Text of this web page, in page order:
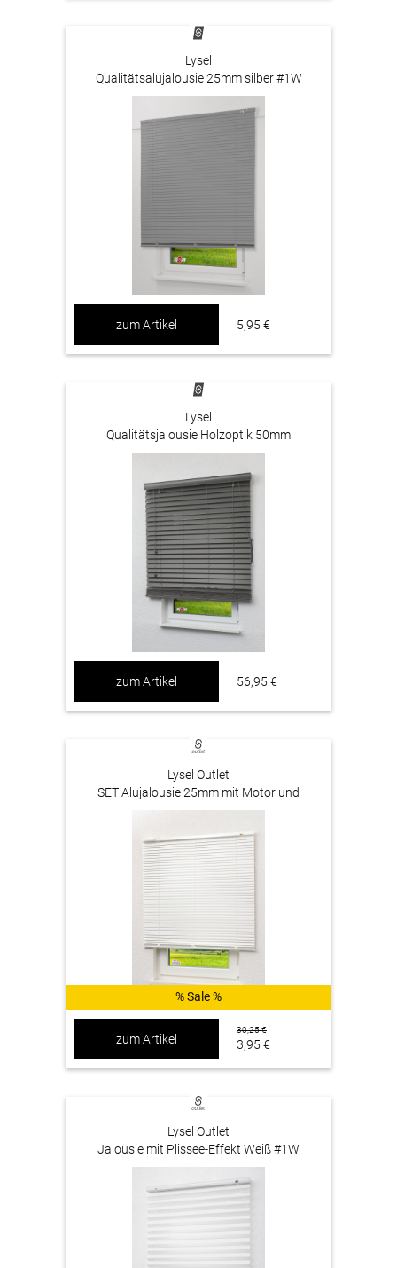
Lysel
Qualitätsalujalousie 25mm silber #1W
zum Artikel 5,95 €
Lysel
Qualitätsjalousie Holzoptik 50mm
Schiefergrau #1W
zum Artikel 56,95 €
Lysel Outlet
SET Alujalousie 25mm mit Motor und
Fernbedienung Weiß #1W
% Sale %
zum Artikel
30,25 €
3,95 €
Lysel Outlet
Jalousie mit Plissee-Effekt Weiß #1W